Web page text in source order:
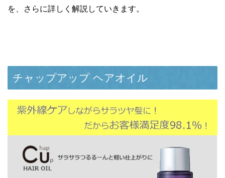
を、さらに詳しく解説していきます。
チャップアップ ヘアオイル